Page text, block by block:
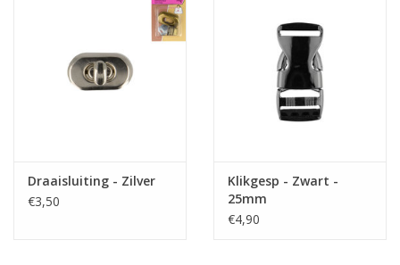
Draaisluiting - Zilver
€3,50
Klikgesp - Zwart -
25mm
€4,90